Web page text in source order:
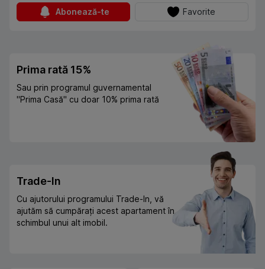
Abonează-te Favorite
Prima rată 15%
Sau prin programul guvernamental
"Prima Casă" cu doar 10% prima rată
Trade-In
Cu ajutorului programului Trade-In, vă
ajutăm să cumpărați acest apartament în
schimbul unui alt imobil.